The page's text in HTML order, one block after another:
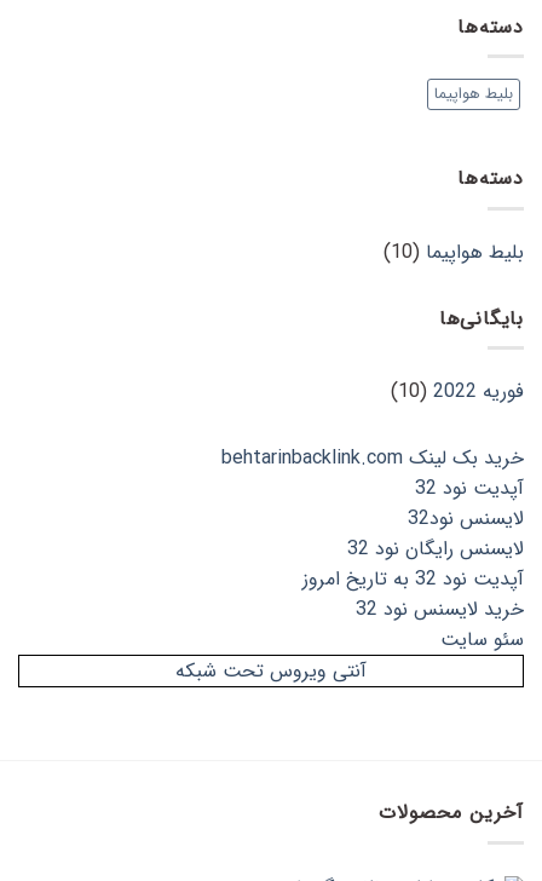
دسته‌ها
بلیط هواپیما
دسته‌ها
بلیط هواپیما (10)
بایگانی‌ها
فوریه 2022 (10)
خرید بک لینک behtarinbacklink.com
آپدیت نود 32
لایسنس نود32
لایسنس رایگان نود 32
آپدیت نود 32 به تاریخ امروز
خرید لایسنس نود 32
سئو سایت
آنتی ویروس تحت شبکه
آخرین محصولات